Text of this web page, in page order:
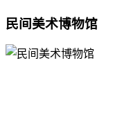
民间美术博物馆